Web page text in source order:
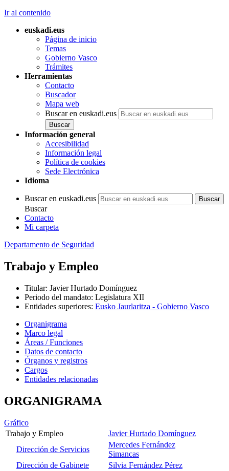
Ir al contenido
euskadi.eus
Página de inicio
Temas
Gobierno Vasco
Trámites
Herramientas
Contacto
Buscador
Mapa web
Buscar en euskadi.eus
Información general
Accesibilidad
Información legal
Política de cookies
Sede Electrónica
Idioma
Buscar en euskadi.eus
Buscar
Contacto
Mi carpeta
Departamento de Seguridad
Trabajo y Empleo
Titular: Javier Hurtado Domínguez
Periodo del mandato: Legislatura XII
Entidades superiores: Eusko Jaurlaritza - Gobierno Vasco
Organigrama
Marco legal
Áreas / Funciones
Datos de contacto
Órganos y registros
Cargos
Entidades relacionadas
ORGANIGRAMA
Gráfico
Trabajo y Empleo
Javier Hurtado Domínguez
Dirección de Servicios
Mercedes Fernández
Simancas
Dirección de Gabinete
Silvia Fernández Pérez